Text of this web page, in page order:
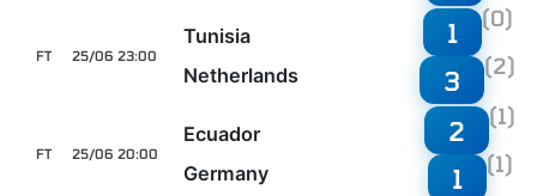
25/06 23:00
FT
Tunisia
Netherlands
1 (0)
3 (2)
25/06 20:00
FT
Ecuador
Germany
2 (1)
1 (1)